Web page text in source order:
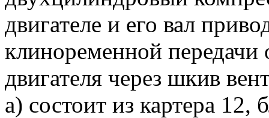
двигателе и его вал
клиноременной передачи
двигателя через шкив
а) состоит из картера